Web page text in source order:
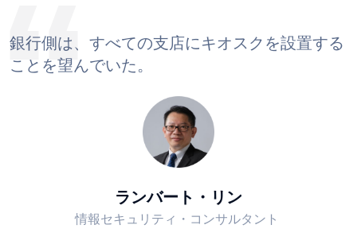
銀行側は、すべての支店にキオスクを設置する
ことを望んでいた。
ランバート・リン
情報セキュリティ・コンサルタント